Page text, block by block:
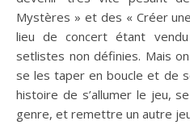
Mystères » et des « Créer
lieu de concert étant
setlistes non définies. Mais
se les taper en boucle et de
histoire de s’allumer le jeu,
genre, et remettre un autre